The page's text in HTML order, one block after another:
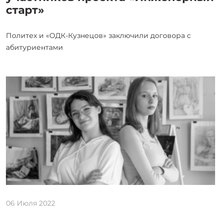
старт»
Политех и «ОДК-Кузнецов» заключили договора с
абитуриентами
06 Июля 2022